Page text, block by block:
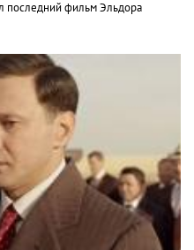
последний фильм Эльдора